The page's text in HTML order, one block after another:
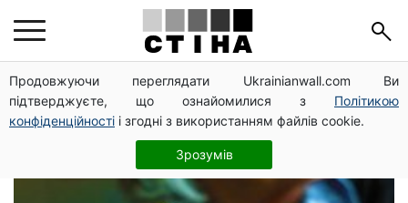
Продовжуючи переглядати Ukrainianwall.com Ви
підтверджуєте, що ознайомилися з Політикою
конфіденційності і згодні з використанням файлів cookie.
Зрозумів
налоги